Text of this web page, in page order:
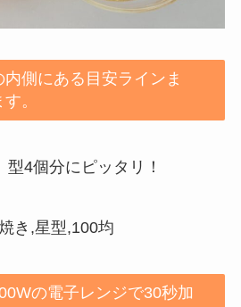
側にある目安ラインま
。
4個分にピッタリ！
の電子レンジで30秒加